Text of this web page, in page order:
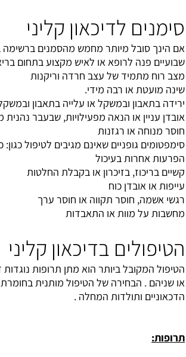
סימנים לדיכאון קליני
אם הינך סובל מיותר מחמש מהסמנים
שבועיים פנה לרופא או לאיש מקצוע בתחום
מצב רוח מתמיד של עצב חרדה וריקנות
שינה מועטת או רבה מידי.
ירידה בתאבון ובמשקל או עלייה בתאבון
אובדן עניין או הנאה מפעילויות, שבעבר נהנית
חוסר מנוחה או רגזנות
סימפטומים גופניים שאינם מגיבים לטיפול
הפרעות אחרות בעיכול
קשיים בריכוז, בזיכרון או בקבלת החלטות
עייפות או אובדן כוח
רגשי אשמה, חוסר תקווה או חוסר ערך
מחשבות על מוות או התאבדות
הטיפולים בדיכאון קליני
הטיפול המקובל ביותר הוא מתן תרופות נוגדות
או שניהם . הבחירה של הטיפול מותנית
הדכאוניים ותולדות המחלה .
תרופות: